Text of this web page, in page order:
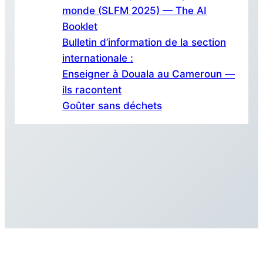
monde (SLFM 2025) — The AI
Booklet
Bulletin d’information de la section
internationale :
Enseigner à Douala au Cameroun —
ils racontent
Goûter sans déchets